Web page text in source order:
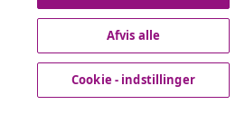
Afvis alle
Cookie - indstillinger